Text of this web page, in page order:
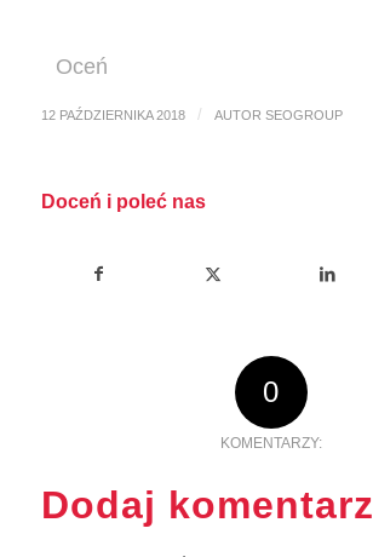
Oceń
12 PAŹDZIERNIKA 2018 / AUTOR SEOGROUP
Doceń i poleć nas
0
KOMENTARZY:
Dodaj komentarz